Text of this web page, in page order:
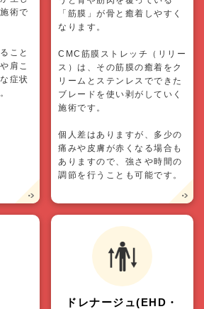
術で
こと
肩こ
症状
「筋膜」が骨と癒着しやすく
なります。
CMC筋膜ストレッチ（リリー
ス）は、その筋膜の癒着をク
リームとステンレスでできた
ブレードを使い剥がしていく
施術です。
個人差はありますが、多少の
痛みや皮膚が赤くなる場合も
ありますので、強さや時間の
調節を行うことも可能です。
ドレナージュ(EHD・